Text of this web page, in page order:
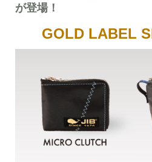
が登場！
GOLD LABEL